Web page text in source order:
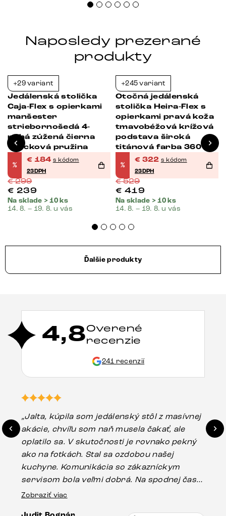
Naposledy prezerané
produkty
+29 variant
Jedálenská stolička
Caja-Flex s opierkami
manšester
striebornošedá 4-
nohá zúžená čierna
vrecková pružina
%
€ 184 s kódom
23DPH
€299
€ 239
Na sklade > 10 ks
14. 8. – 19. 8. u vás
+245 variant
Otočná jedálenská
stolička Heira-Flex s
opierkami pravá koža
tmavobéžová krížová
podstava široká
titánová farba 360°
otočná vrecková
pružina
%
€ 322 s kódom
23DPH
€529
€ 419
Na sklade > 10 ks
14. 8. – 19. 8. u vás
Ďalšie produkty
4,8Overené
recenzie
241 recenzií
„Jalta, kúpila som jedálenský stôl z masívnej
akácie, chvíľu som naň musela čakať, ale
oplatilo sa. V skutočnosti je rovnako pekný
ako na fotkách. Stal sa ozdobou našej
kuchyne. Komunikácia so zákazníckym
servisom bola veľmi dobrá. Na spodnej časti
stola bolo malé poškodenie, pravdepodobne
Zobraziť viac